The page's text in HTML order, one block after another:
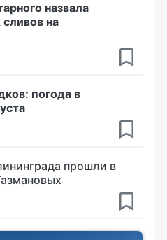
назвала
на
погода в
прошли в